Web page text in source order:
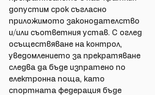
допустим срок съгласно
приложимото законодателство
и/или съответния устав. С оглед
осъществяване на контрол,
уведомлението за прекратяване
следва да бъде изпратено по
електронна поща, като
спортната федерация бъде